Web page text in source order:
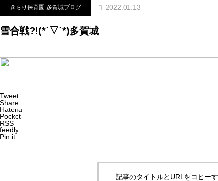
きらり保育園 多賀城ブログ 2022.01.13
雪合戦?!(*´▽`*)多賀城
Tweet
Share
Hatena
Pocket
RSS
feedly
Pin it
記事のタイトルとURLをコピー